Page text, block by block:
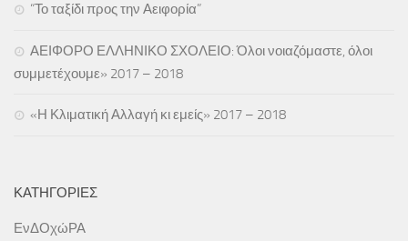
“Το ταξίδι προς την Αειφορία”
ΑΕΙΦΟΡΟ ΕΛΛΗΝΙΚΟ ΣΧΟΛΕΙΟ: Όλοι νοιαζόμαστε, όλοι
συμμετέχουμε» 2017 – 2018
«Η Κλιματική Αλλαγή κι εμείς» 2017 – 2018
ΚΑΤΗΓΟΡΊΕΣ
ΕνΔΟχώΡΑ